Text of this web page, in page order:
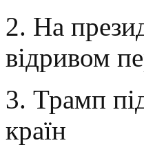
2. На
відривом
3. Трамп
країн